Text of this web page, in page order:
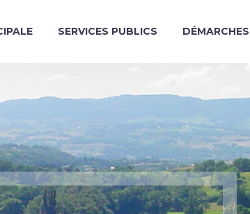
SERVICES PUBLICS DÉMARCHES